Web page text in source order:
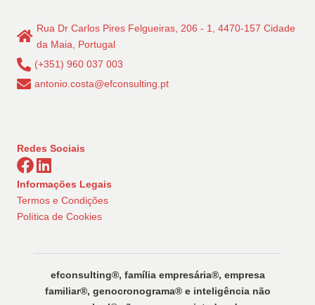
Rua Dr Carlos Pires Felgueiras, 206 - 1, 4470-157 Cidade
da Maia, Portugal
(+351) 960 037 003
antonio.costa@efconsulting.pt
Redes Sociais
Informações Legais
Termos e Condições
Política de Cookies
efconsulting®️, família empresária®️, empresa
familiar®️, genocronograma®️ e inteligência não